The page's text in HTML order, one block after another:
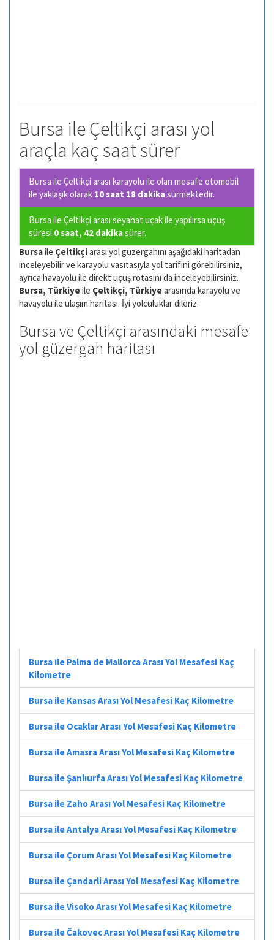
Bursa ile Çeltikçi arası yol
araçla kaç saat sürer
Bursa ile Çeltikçi arası karayolu ile olan mesafe otomobil
ile yaklaşık olarak 10 saat 18 dakikasürmektedir.
Bursa ile Çeltikçi arası seyahat uçak ile yapılırsa uçuş
süresi 0 saat, 42 dakikasürer.
Bursaile Çeltikçiarası yol güzergahını aşağıdaki haritadan
inceleyebilir ve karayolu vasıtasıyla yol tarifini görebilirsiniz,
ayrıca havayolu ile direkt uçuş rotasını da inceleyebilirsiniz.
Bursa, Türkiyeile Çeltikçi, Türkiyearasında karayolu ve
havayolu ile ulaşım harıtası. İyi yolculuklar dileriz.
Bursa ve Çeltikçi arasındaki mesafe
yol güzergah haritası
Bursa ile Palma de Mallorca Arası Yol Mesafesi Kaç
Kilometre
Bursa ile Kansas Arası Yol Mesafesi Kaç Kilometre
Bursa ile Ocaklar Arası Yol Mesafesi Kaç Kilometre
Bursa ile Amasra Arası Yol Mesafesi Kaç Kilometre
Bursa ile Şanlıurfa Arası Yol Mesafesi Kaç Kilometre
Bursa ile Zaho Arası Yol Mesafesi Kaç Kilometre
Bursa ile Antalya Arası Yol Mesafesi Kaç Kilometre
Bursa ile Çorum Arası Yol Mesafesi Kaç Kilometre
Bursa ile Çandarli Arası Yol Mesafesi Kaç Kilometre
Bursa ile Visoko Arası Yol Mesafesi Kaç Kilometre
Bursa ile Čakovec Arası Yol Mesafesi Kaç Kilometre